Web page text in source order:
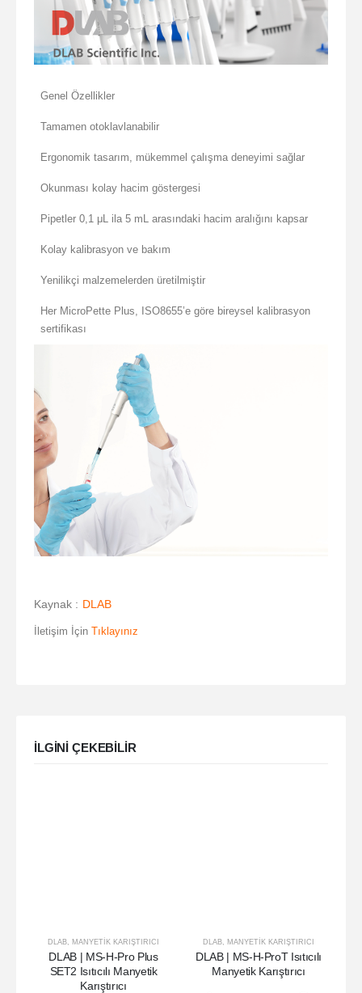
Genel Özellikler
Tamamen otoklavlanabilir
Ergonomik tasarım, mükemmel çalışma deneyimi sağlar
Okunması kolay hacim göstergesi
Pipetler 0,1 μL ila 5 mL arasındaki hacim aralığını kapsar
Kolay kalibrasyon ve bakım
Yenilikçi malzemelerden üretilmiştir
Her MicroPette Plus, ISO8655’e göre bireysel kalibrasyon
sertifikası
Kaynak : DLAB
İletişim İçin Tıklayınız
ILGINI ÇEKEBILIR
DLAB MANYETIK KARIŞTIRICI
DLAB | MS-H-Pro Plus
SET2 Isıtıcılı Manyetik
Karıştırıcı
DLAB MANYETIK KARIŞTIRICI
DLAB | MS-H-ProT Isıtıcılı
Manyetik Karıştırıcı